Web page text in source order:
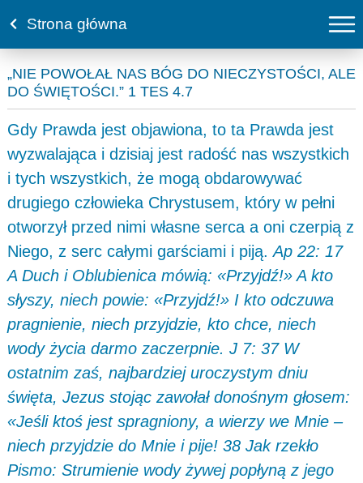
Strona główna
„NIE POWOŁAŁ NAS BÓG DO NIECZYSTOŚCI, ALE
DO ŚWIĘTOŚCI.” 1 TES 4.7
Gdy Prawda jest objawiona, to ta Prawda jest
wyzwalająca i dzisiaj jest radość nas wszystkich
i tych wszystkich, że mogą obdarowywać
drugiego człowieka Chrystusem, który w pełni
otworzył przed nimi własne serca a oni czerpią z
Niego, z serc całymi garściami i piją.Ap 22: 17
A Duch i Oblubienica mówią: «Przyjdź!» A kto
słyszy, niech powie: «Przyjdź!» I kto odczuwa
pragnienie, niech przyjdzie, kto chce, niech
wody życia darmo zaczerpnie. J 7: 37 W
ostatnim zaś, najbardziej uroczystym dniu
święta, Jezus stojąc zawołał donośnym głosem:
«Jeśli ktoś jest spragniony, a wierzy we Mnie –
niech przyjdzie do Mnie i pije! 38 Jak rzekło
Pismo: Strumienie wody żywej popłyną z jego